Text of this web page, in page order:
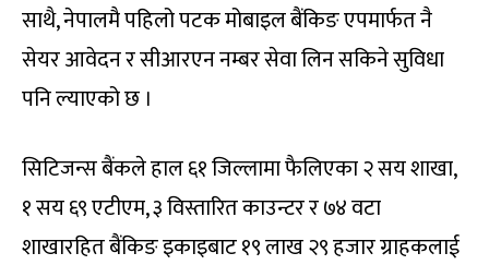
साथै, नेपालमै पहिलो पटक मोबाइल बैंकिङ एपमार्फत नै
सेयर आवेदन र सीआरएन नम्बर सेवा लिन सकिने सुविधा
पनि ल्याएको छ ।
सिटिजन्स बैंकले हाल ६१ जिल्लामा फैलिएका २ सय शाखा,
१ सय ६९ एटीएम, ३ विस्तारित काउन्टर र ७४ वटा
शाखारहित बैंकिङ इकाइबाट १९ लाख २९ हजार ग्राहकलाई